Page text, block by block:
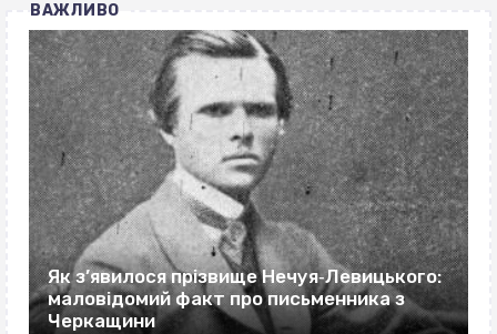
ВАЖЛИВО
Як з’явилося прізвище Нечуя‐Левицького:
маловідомий факт про письменника з
Черкащини